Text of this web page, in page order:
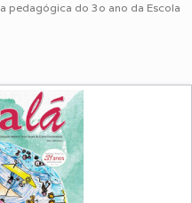
pedagógica do 3o ano da Escola